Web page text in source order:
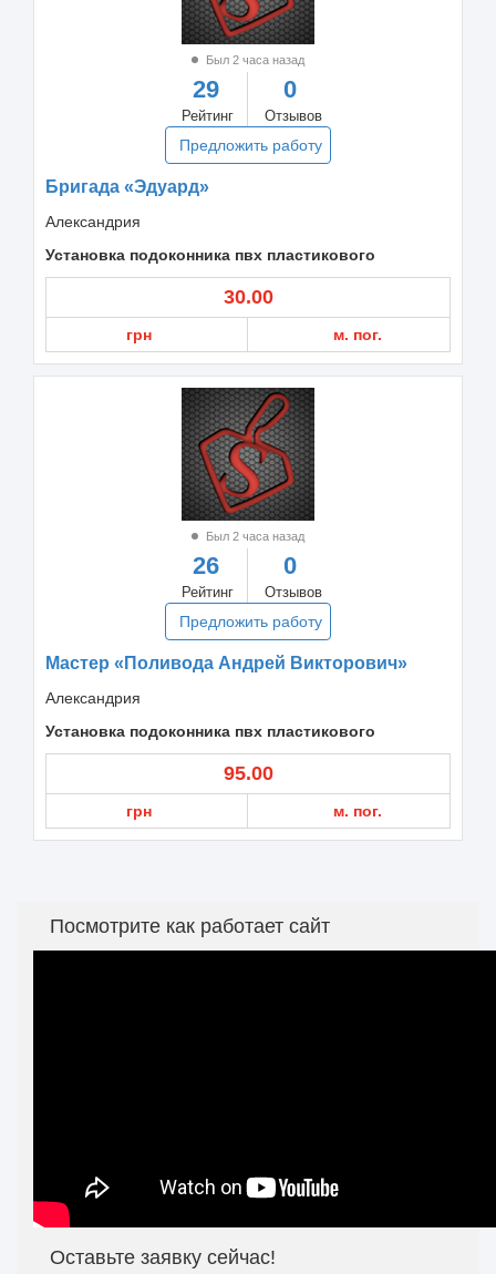
Был 2 часа назад
29
Рейтинг
0
Отзывов
Предложить работу
Бригада «Эдуард»
Александрия
Установка подоконника пвх пластикового
30.00
грн м. пог.
Был 2 часа назад
26
Рейтинг
0
Отзывов
Предложить работу
Мастер «Поливода Андрей Викторович»
Александрия
Установка подоконника пвх пластикового
95.00
грн м. пог.
Посмотрите как работает сайт
Оставьте заявку сейчас!